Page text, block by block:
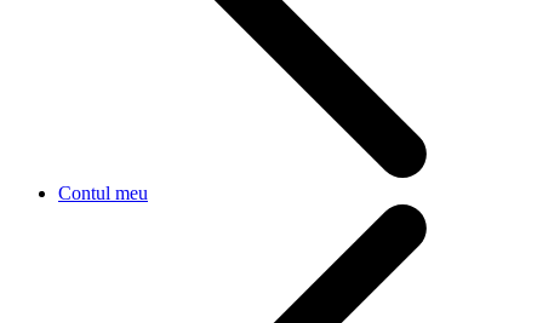
Contul meu